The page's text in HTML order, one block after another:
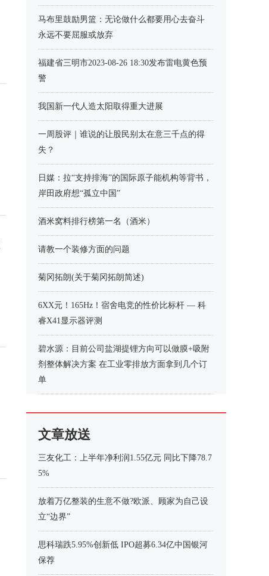
马布里鼓励男篮：无论做什么都要用心去奋斗
永远不要屈服或放弃
福建省三明市2023-08-26 18:30发布雷电黄色预
警
我国新一代人造太阳取得重大进展
一周股评｜谁说的让股民别太在意三千点的得
失？
日媒：拉“支持排海”的国际原子能机构等背书，
岸田政府想“孤立中国”
酒米窝料排行榜第一名（酒米）
请教一个装修方面的问题
菊冈拓朗(关于菊冈拓朗简述)
6XX元！165Hz！宿舍电竞的性价比标杆 — 科
睿X41显示器评测
碧水源：目前公司盐湖提锂方向可以做膜+吸附
剂整体解决方案 在工业零排放方面拿到几个订
单
文章放送
三友化工：上半年净利润1.55亿元 同比下降78.7
5%
放着万亿整装的生意不做?欧派、顾家为自己设
立“边界”
思科瑞跌5.95%创新低 IPO超募6.34亿中国银河
保荐